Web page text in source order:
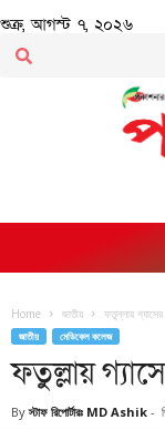
শুক্র, আগস্ট ৭, ২০২৬
Home জাতীয় ফতুল্লায়
জাতীয় মেডিকেল কলেজ
ফতুল্লায়
By স্টাফ রিপোর্টারঃ MD Ashik -